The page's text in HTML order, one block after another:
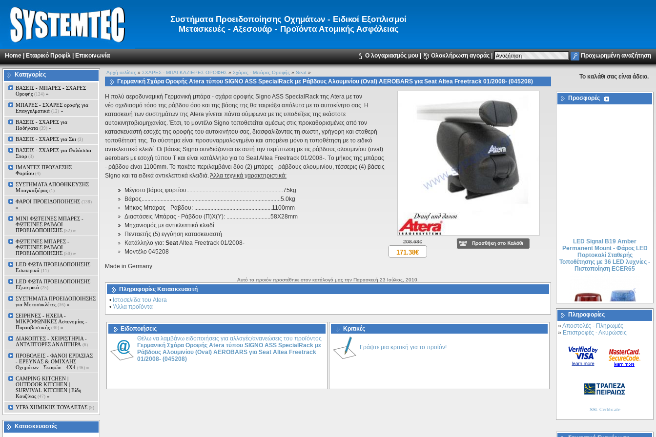
Συστήματα Προειδοποίησης Οχημάτων - Ειδικοί Εξοπλισμοί
Μετασκευές - Αξεσουάρ - Προϊόντα Ατομικής Ασφάλειας
Home|Εταιρικό Προφίλ|Επικοινωνία Προχωρημένη αναζήτηση
Ο λογαριασμός μου| Ολοκλήρωση αγοράς |
Κατηγορίες
ΒΑΣΕΙΣ - ΜΠΑΡΕΣ - ΣΧΑΡΕΣ
Οροφής (124) »
ΜΠΑΡΕΣ - ΣΧΑΡΕΣ oροφής για
Επαγγελματικά (12) »
ΒΑΣΕΙΣ - ΣΧΑΡΕΣ για
Ποδήλατα (39) »
ΒΑΣΕΙΣ - ΣΧΑΡΕΣ για Σκι (3)
ΒΑΣΕΙΣ - ΣΧΑΡΕΣ για Θαλάσσια
Σπορ (3)
ΙΜΑΝΤΕΣ ΠΡΟΣΔΕΣΗΣ
Φορτίου (4)
ΣΥΣΤΗΜΑΤΑ ΑΠΟΘΗΚΕΥΣΗΣ
Μπαγκαζιέρας (1)
ΦΑΡΟΙ ΠΡΟΕΙΔΟΠΟΙΗΣΗΣ (138)
»
MINI ΦΩΤΕΙΝΕΣ ΜΠΑΡΕΣ -
ΦΩΤΕΙΝΕΣ ΡΑΒΔΟΙ
ΠΡΟΕΙΔΟΠΟΙΗΣΗΣ (52) »
ΦΩΤΕΙΝΕΣ ΜΠΑΡΕΣ -
ΦΩΤΕΙΝΕΣ ΡΑΒΔΟΙ
ΠΡΟΕΙΔΟΠΟΙΗΣΗΣ (50) »
LED ΦΩΤΑ ΠΡΟΕΙΔΟΠΟΙΗΣΗΣ
Εσωτερικά (11)
LED ΦΩΤΑ ΠΡΟΕΙΔΟΠΟΙΗΣΗΣ
Εξωτερικά (25)
ΣΥΣΤΗΜΑΤΑ ΠΡΟΕΙΔΟΠΟΙΗΣΗΣ
για Μοτοσυκλέτες (36) »
ΣΕΙΡΗΝΕΣ - ΗΧΕΙΑ -
ΜΙΚΡΟΦΩΝΙΚΕΣ Αστυνομίας -
Πυροσβεστικής (40) »
ΔΙΑΚΟΠΤΕΣ - XEIΡΙΣΤΗΡΙΑ -
ΑΝΤΑΠΤΟΡΕΣ ΑΝΑΠΤΗΡΑ (6)
ΠΡΟΒΟΛΕΙΣ - ΦΑΝΟΙ ΕΡΓΑΣΙΑΣ
- ΕΡΕΥΝΑΣ & ΟΜΙΧΛΗΣ
Οχημάτων - Σκαφών - 4Χ4 (46) »
CAMPING KITCHEN |
OUTDOOR KITCHEN |
SURVIVAL KITCHEN | Είδη
Κουζίνας (47) »
ΥΓΡΑ ΧΗΜΙΚΗΣ ΤΟΥΑΛΕΤΑΣ (9)
Κατασκευαστές
Αρχή σελίδας » ΣΧΑΡΕΣ - ΜΠΑΓΚΑΖΙΕΡΕΣ ΟΡΟΦΗΣ » Σχάρες - Μπάρες Oροφής » Seat »
Γερμανική Σχάρα Οροφής Atera τύπου SIGNO ASS SpecialRack με Ράβδους Αλουμινίου (Oval) AEROBARS για Seat Altea Freetrack 01/2008- (045208)
208.68€
171.38€
H πολύ αεροδυναμική Γερμανική μπάρα - σχάρα οροφής Signo ASS SpecialRack της Atera με τον
νέο σχεδιασμό τόσο της ράβδου όσο και της βάσης της θα ταιριάξει απόλυτα με το αυτοκίνητο σας. Η
κατασκευή των συστημάτων της Atera γίνεται πάντα σύμφωνα με τις υποδείξεις της εκάστοτε
αυτοκινητοβιομηχανίας. Έτσι, το μοντέλο Signo τοποθετείται αμέσως στις προκαθορισμένες από τον
κατασκευαστή εσοχές της οροφής του αυτοκινήτου σας, διασφαλίζοντας τη σωστή, γρήγορη και σταθερή
τοποθέτησή της. Το σύστημα είναι προσυναρμολογημένο και απομένει μόνο η τοποθέτηση με το ειδικό
αντικλεπτικό κλειδί. Οι βάσεις Signo συνδιάζονται σε αυτή την περίπτωση με τις ράβδους αλουμινίου (oval)
aerobars με εσοχή τύπου Τ και είναι κατάλληλο για το Seat Altea Freetrack 01/2008-. Τo μήκος της μπάρας
- ράβδου είναι 1100mm. Το πακέτο περιλαμβάνει δύο (2) μπάρες - ράβδους αλουμινίου, τέσσερις (4) βάσεις
Signo και τα ειδικά αντικλεπτικά κλειδιά.Άλλα τεχνικά χαρακτηριστικά:
Μέγιστο βάρος φορτίου..................................................................75kg
Βάρος...............................................................................................5.0kg
Μήκος Μπάρας - Ράβδου: .....................................................1100mm
Διαστάσεις Mπάρας - Ράβδου (Π)Χ(Υ): ..............................58X28mm
Μηχανισμός με αντικλεπτικό κλειδί
Πενταετής (5) εγγύηση κατασκευαστή
Kατάλληλο για: SeatAltea Freetrack 01/2008-
Μοντέλο 045208
Made in Germany
Αυτό το προιόν προστέθηκε στον κατάλογό μας την Παρασκευή 23 Ιούλιος, 2010.
Πληροφορίες Κατασκευαστή
• Ιστοσελίδα του Atera
• 'Αλλα προϊόντα
Ειδοποιήσεις
Θέλω να λαμβάνω ειδοποιήσεις για αλλαγές/ανανεώσεις του προϊόντος
Γερμανική Σχάρα Οροφής Atera τύπου SIGNO ASS SpecialRack με
Ράβδους Αλουμινίου (Oval) AEROBARS για Seat Altea Freetrack
01/2008- (045208)
Κριτικές
Γράψτε μια κριτική για το προϊόν!
To καλάθι σας είναι άδειο.
Προσφορές
Permanent Mount - Φάρος LED
Πορτοκαλί Σταθερής
Τοποθέτησης με 36 LED λυχνίες -
Πιστοποίηση ECER65
260.00€
Γερμανική Σχάρα Οροφής Atera
AEROBARS για Citroen C3
Picasso with rails 03/09-
Πληροφορίες
»Αποστολές - Πληρωμές
» Επιστροφές - Ακυρώσεις
SSL Certificate